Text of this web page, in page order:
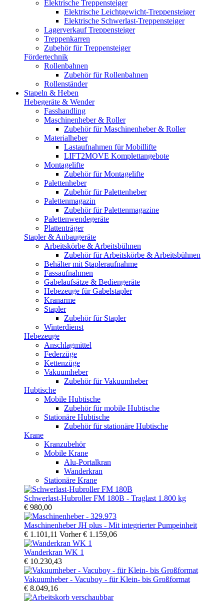
Elektrische Treppensteiger
Elektrische Leichtgewicht-Treppensteiger
Elektrische Schwerlast-Treppensteiger
Lagerverkauf Treppensteiger
Treppenkarren
Zubehör für Treppensteiger
Fördertechnik
Rollenbahnen
Zubehör für Rollenbahnen
Rollenständer
Stapeln & Heben
Hebegeräte & Wender
Fasshandling
Maschinenheber & Roller
Zubehör für Maschinenheber & Roller
Materialheber
Lastaufnahmen für Mobillifte
LIFT2MOVE Komplettangebote
Montagelifte
Zubehör für Montagelifte
Palettenheber
Zubehör für Palettenheber
Palettenmagazin
Zubehör für Palettenmagazine
Palettenwendegeräte
Plattenträger
Stapler & Anbaugeräte
Arbeitskörbe & Arbeitsbühnen
Zubehör für Arbeitskörbe & Arbeitsbühnen
Behälter mit Stapleraufnahme
Fassaufnahmen
Gabelaufsätze & Bediengeräte
Hebezeuge für Gabelstapler
Kranarme
Stapler
Zubehör für Stapler
Winterdienst
Hebezeuge
Anschlagmittel
Federzüge
Kettenzüge
Vakuumheber
Zubehör für Vakuumheber
Hubtische
Mobile Hubtische
Zubehör für mobile Hubtische
Stationäre Hubtische
Zubehör für stationäre Hubtische
Krane
Kranzubehör
Mobile Krane
Alu-Portalkran
Wanderkran
Stationäre Krane
Schwerlast-Hubroller FM 180B - Traglast 1.800 kg
€ 980,00
Maschinenheber JH plus - Mit integrierter Pumpeinheit
€ 1.101,11 Vorher€ 1.159,06
Wanderkran WK 1
€ 10.230,43
Vakuumheber - Vacuboy - für Klein- bis Großformat
€ 8.049,16